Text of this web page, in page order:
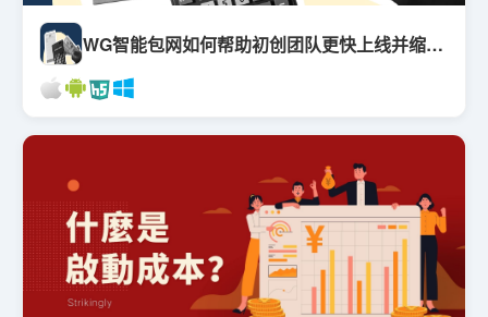
WG智能包网如何帮助初创团队更快上线并缩短回本周期？